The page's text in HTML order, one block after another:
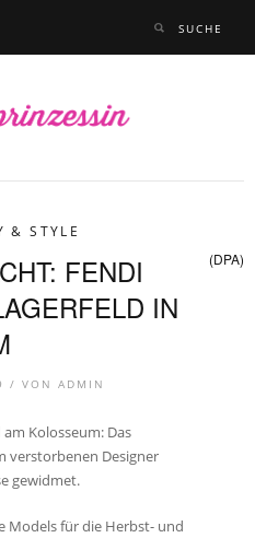
& STYLE
FENDI
IN
(DPA)
/ VON ADMIN
Kolosseum: Das
verstorbenen Designer
gewidmet.
Models für die Herbst- und